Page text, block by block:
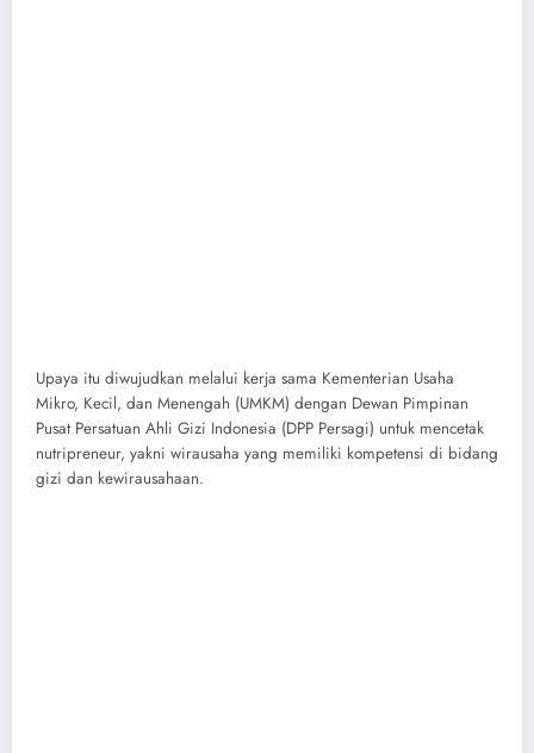
Upaya itu diwujudkan melalui kerja sama Kementerian Usaha
Mikro, Kecil, dan Menengah (UMKM) dengan Dewan Pimpinan
Pusat Persatuan Ahli Gizi Indonesia (DPP Persagi) untuk mencetak
nutripreneur, yakni wirausaha yang memiliki kompetensi di bidang
gizi dan kewirausahaan.